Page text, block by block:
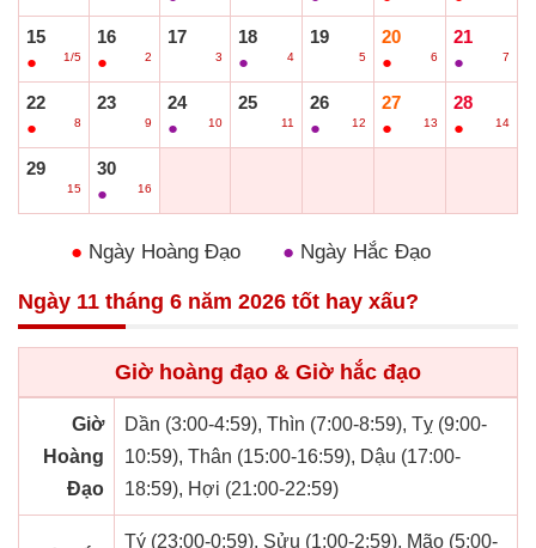
15
●
1/5
16
●
2
17
3
18
●
4
19
5
20
●
6
21
●
7
22
●
8
23
9
24
●
10
25
11
26
●
12
27
●
13
28
●
14
29
15
30
●
16
● Ngày Hoàng Đạo ● Ngày Hắc Đạo
Ngày 11 tháng 6 năm 2026 tốt hay xấu?
Giờ hoàng đạo & Giờ hắc đạo
Giờ
Hoàng
Đạo
Dần (3:00-4:59), Thìn (7:00-8:59), Tỵ (9:00-
10:59), Thân (15:00-16:59), Dậu (17:00-
18:59), Hợi (21:00-22:59)
Tý (23:00-0:59), Sửu (1:00-2:59), Mão (5:00-